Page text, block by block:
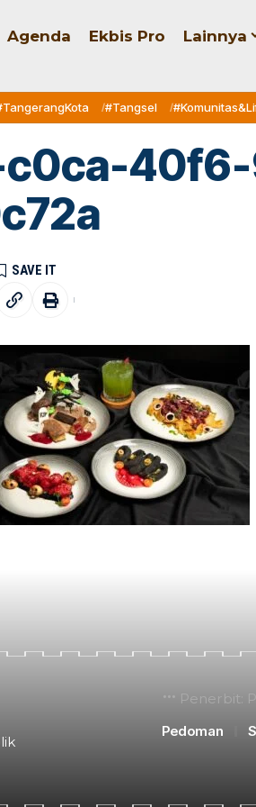
Agenda Ekbis Pro Lainnya
#Tangsel
Penerbit:
Pedoman